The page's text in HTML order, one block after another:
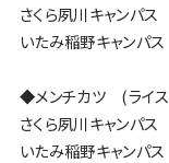
さくら夙川キャンパ
いたみ稲野キャンパ
◆メンチカツ (ライ
さくら夙川キャンパ
いたみ稲野キャンパ